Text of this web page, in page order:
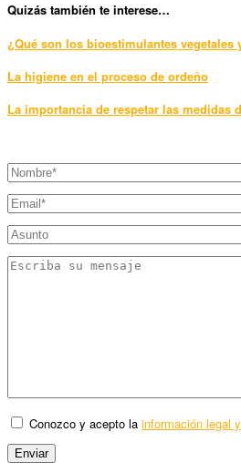
Quizás también te interese…
¿Qué son los bioestimulantes vegetales
La higiene en el proceso de ordeño
La importancia de respetar las medidas
Conozco y acepto la información legal